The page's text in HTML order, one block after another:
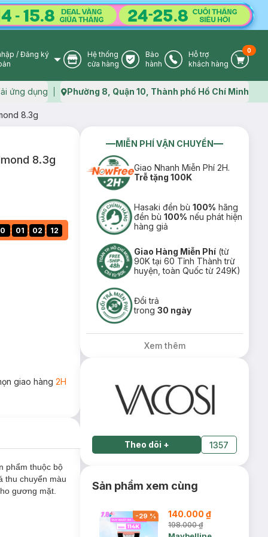
User Icon
/ Đăng ký
Store Icon
Hệ thống
cửa hàng
Warranty Icon
Bảo
hành
Phone Icon
Hỗ trợ
khách hàng
Cart
0
ứng dụng Map icon
Phường 8, Quận 10, Thành phố Hồ Chí Minh
8.3g
8.3g
0 : 01 : 02 : 11
giao hàng 2H
phẩm thuộc bộ
thu chuyển màu
gương mặt.
MIỄN PHÍ VẬN CHUYỂN
Giao Nhanh Miễn Phí 2H.
Trễ tặng 100K
Hasaki đền bù100% hãng
đền bù100% nếu phát hiện
hàng giả
Giao Hàng Miễn Phí (từ
90K tại 60 Tỉnh Thành trừ
huyện, toàn Quốc từ 249K)
Đổi trả
trong30 ngày
Xem thêm
Theo dõi + 1357
Sản phẩm xem cùng
-29 % 140.000 ₫
198.000 ₫